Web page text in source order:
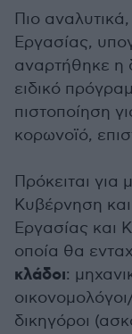
Πιο
Εργασίας,
αναρτήθηκε η
ειδικό
πιστοποίηση
κορωνοϊό,
Πρόκειται για
Κυβέρνηση
Εργασίας και
οποία θα
κλάδοι:
δικηγόροι